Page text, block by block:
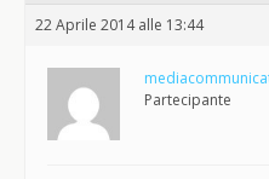
22 Aprile 2014 alle 13:44
Partecipante